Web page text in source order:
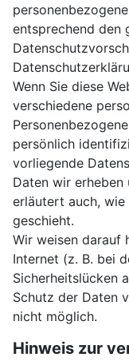
entsprechend den
Wenn Sie diese
verschiedene
persönlich
vorliegende
Daten wir
erläutert auch,
geschieht.
Wir weisen darauf
Internet (z. B. bei
Sicherheitslücken
Schutz der Daten
nicht möglich.
Hinweis zur